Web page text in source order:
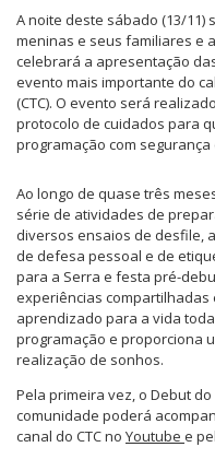
A noite deste sábado (13/11)
meninas e seus familiares e
celebrará a apresentação
evento mais importante do
(CTC). O evento será
protocolo de cuidados para
programação com
Ao longo de quase três
série de atividades de
diversos ensaios de desfile,
de defesa pessoal e de
para a Serra e festa pré-
experiências
aprendizado para a vida
programação e proporciona
realização de sonhos.
Pela primeira vez, o Debut
comunidade poderá
canal do CTC no Youtube e